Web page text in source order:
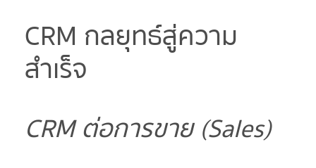
CRM กลยุทธ์สู่ความ
สำเร็จ
CRMต่อการขาย(Sales)